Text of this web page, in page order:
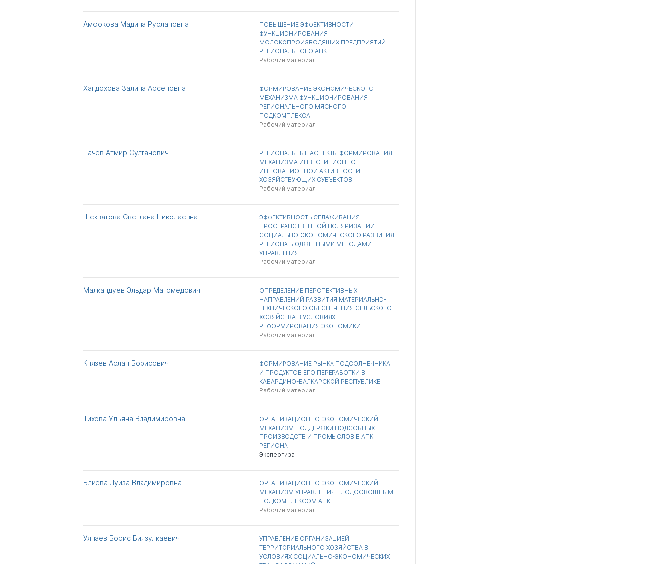
Амфокова Мадина Руслановна
ПОВЫШЕНИЕ ЭФФЕКТИВНОСТИ
ФУНКЦИОНИРОВАНИЯ
МОЛОКОПРОИЗВОДЯЩИХ ПРЕДПРИЯТИЙ
РЕГИОНАЛЬНОГО АПК
Рабочий материал
Хандохова Залина Арсеновна
ФОРМИРОВАНИЕ ЭКОНОМИЧЕСКОГО
МЕХАНИЗМА ФУНКЦИОНИРОВАНИЯ
РЕГИОНАЛЬНОГО МЯСНОГО
ПОДКОМПЛЕКСА
Рабочий материал
Пачев Атмир Султанович
РЕГИОНАЛЬНЫЕ АСПЕКТЫ ФОРМИРОВАНИЯ
МЕХАНИЗМА ИНВЕСТИЦИОННО-
ИННОВАЦИОННОЙ АКТИВНОСТИ
ХОЗЯЙСТВУЮЩИХ СУБЪЕКТОВ
Рабочий материал
Шехватова Светлана Николаевна
ЭФФЕКТИВНОСТЬ СГЛАЖИВАНИЯ
ПРОСТРАНСТВЕННОЙ ПОЛЯРИЗАЦИИ
СОЦИАЛЬНО-ЭКОНОМИЧЕСКОГО РАЗВИТИЯ
РЕГИОНА БЮДЖЕТНЫМИ МЕТОДАМИ
УПРАВЛЕНИЯ
Рабочий материал
Малкандуев Эльдар Магомедович
ОПРЕДЕЛЕНИЕ ПЕРСПЕКТИВНЫХ
НАПРАВЛЕНИЙ РАЗВИТИЯ МАТЕРИАЛЬНО-
ТЕХНИЧЕСКОГО ОБЕСПЕЧЕНИЯ СЕЛЬСКОГО
ХОЗЯЙСТВА В УСЛОВИЯХ
РЕФОРМИРОВАНИЯ ЭКОНОМИКИ
Рабочий материал
Князев Аслан Борисович
ФОРМИРОВАНИЕ РЫНКА ПОДСОЛНЕЧНИКА
И ПРОДУКТОВ ЕГО ПЕРЕРАБОТКИ В
КАБАРДИНО-БАЛКАРСКОЙ РЕСПУБЛИКЕ
Рабочий материал
Тихова Ульяна Владимировна
ОРГАНИЗАЦИОННО-ЭКОНОМИЧЕСКИЙ
МЕХАНИЗМ ПОДДЕРЖКИ ПОДСОБНЫХ
ПРОИЗВОДСТВ И ПРОМЫСЛОВ В АПК
РЕГИОНА
Экспертиза
Блиева Луиза Владимировна
ОРГАНИЗАЦИОННО-ЭКОНОМИЧЕСКИЙ
МЕХАНИЗМ УПРАВЛЕНИЯ ПЛОДООВОЩНЫМ
ПОДКОМПЛЕКСОМ АПК
Рабочий материал
Уянаев Борис Биязулкаевич
УПРАВЛЕНИЕ ОРГАНИЗАЦИЕЙ
ТЕРРИТОРИАЛЬНОГО ХОЗЯЙСТВА В
УСЛОВИЯХ СОЦИАЛЬНО-ЭКОНОМИЧЕСКИХ